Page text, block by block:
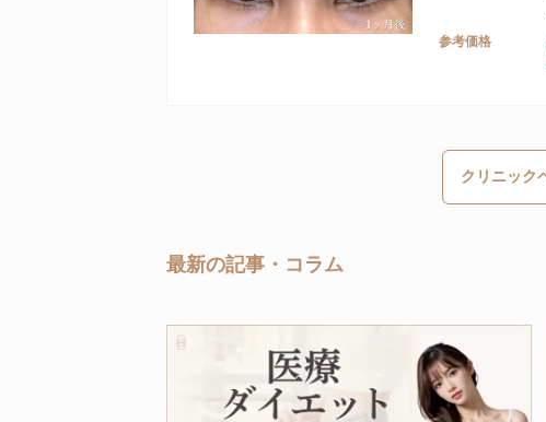
参考価格
クリニック
最新の記事・コラム